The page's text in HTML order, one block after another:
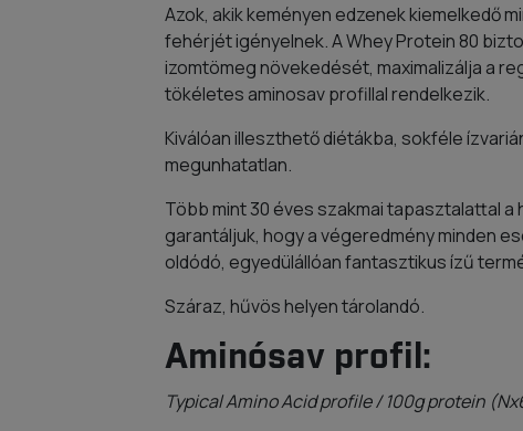
Azok, akik keményen edzenek kiemelkedő
fehérjét igényelnek. A Whey Protein 80
izomtömeg növekedését, maximalizálja a
tökéletes aminosav profillal rendelkezik.
Kiválóan illeszthető diétákba, sokféle
megunhatatlan.
Több mint 30 éves szakmai tapasztalattal a
garantáljuk, hogy a végeredmény minden
oldódó, egyedülállóan fantasztikus ízű
Száraz, hűvös helyen tárolandó.
Aminósav profil:
Typical Amino Acid profile / 100g protein